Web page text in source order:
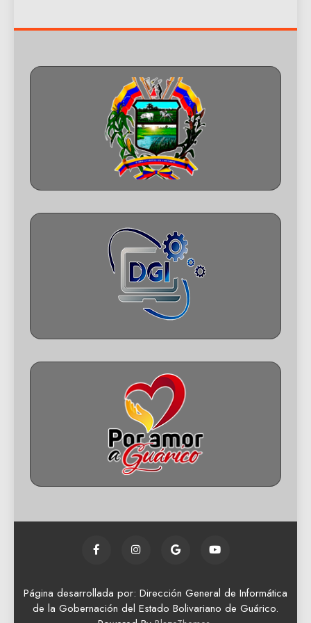
Página desarrollada por: Dirección General de Informática
de la Gobernación del Estado Bolivariano de Guárico.